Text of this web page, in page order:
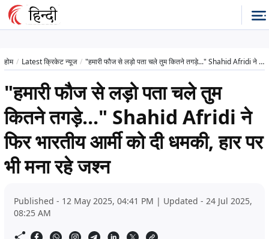
होम Latest क्रिकेट न्यूज "हमारी फौज से लड़ो पता चले तुम कितने तगड़े..." Shahid Afridi ने फिर भारतीय आर्मी को दी धमकी, हार पर भी मना रहे जश्न
"हमारी फौज से लड़ो पता चले तुम
कितने तगड़े..." Shahid Afridi ने
फिर भारतीय आर्मी को दी धमकी, हार पर
भी मना रहे जश्न
Published - 12 May 2025, 04:41 PM | Updated - 24 Jul 2025,
08:25 AM